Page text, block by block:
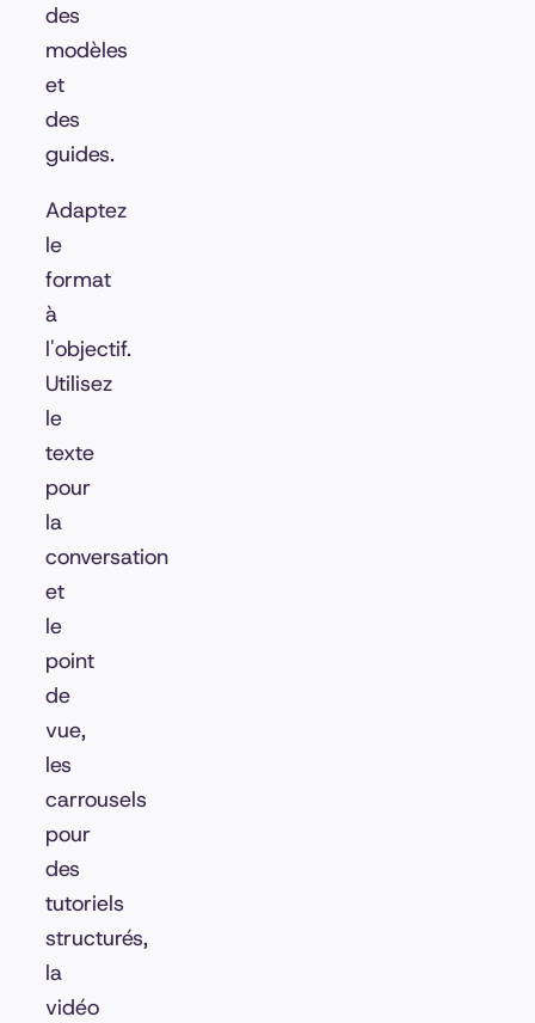
des
modèles
et
des
guides.
Adaptez
le
format
à
l'objectif.
Utilisez
le
texte
pour
la
conversation
et
le
point
de
vue,
les
carrousels
pour
des
tutoriels
structurés,
la
vidéo